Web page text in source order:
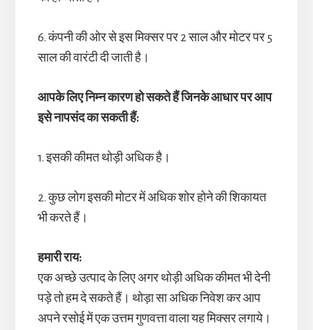
6. कंपनी की ओर से इस मिक्सर पर 2 साल और मोटर पर 5
साल की वारंटी दी जाती है।
आपके लिए निम्न कारण हो सकते हैं जिनके आधार पर आप
इसे नापसंद का सकती हैं:
1. इसकी कीमत थोड़ी अधिक है।
2. कुछ लोग इसकी मोटर में अधिक शोर होने की शिकायत
भी करते हैं।
हमारी राय:
एक अच्छे उत्पाद के लिए अगर थोड़ी अधिक कीमत भी देनी
पड़े तो हम दे सकते हैं। थोड़ा सा अधिक निवेश कर आप
अपने रसोई में एक उत्तम गुणवत्ता वाला यह मिक्सर लगाये।